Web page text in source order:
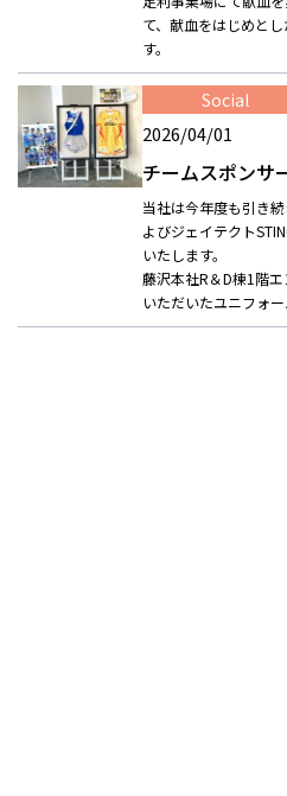
て、 献血をはじめと
す。
Social
2026/04/01
チームスポンサ
当社は今年度も引き
よびジェイテクト
いたします。
藤沢本社R＆D棟1階
いただいたユニフォ